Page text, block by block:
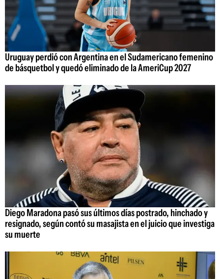
Uruguay perdió con Argentina en el Sudamericano femenino
de básquetbol y quedó eliminado de la AmeriCup 2027
Diego Maradona pasó sus últimos días postrado, hinchado y
resignado, según contó su masajista en el juicio que investiga
su muerte